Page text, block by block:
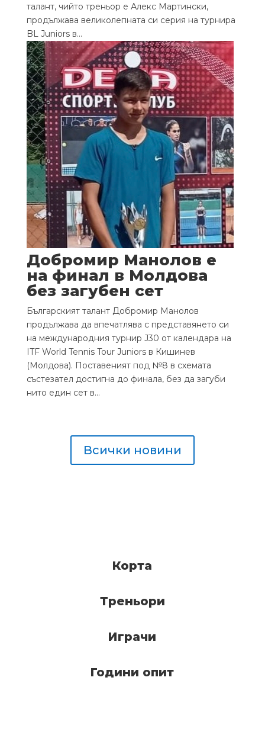
талант, чийто треньор е Алекс Мартински,
продължава великолепната си серия на турнира
BL Juniors в...
Добромир Манолов е
на финал в Молдова
без загубен сет
Българският талант Добромир Манолов
продължава да впечатлява с представянето си
на международния турнир J30 от календара на
ITF World Tennis Tour Juniors в Кишинев
(Молдова). Поставеният под №8 в схемата
състезател достигна до финала, без да загуби
нито един сет в...
Всички новини
Корта
Треньори
Играчи
Години опит